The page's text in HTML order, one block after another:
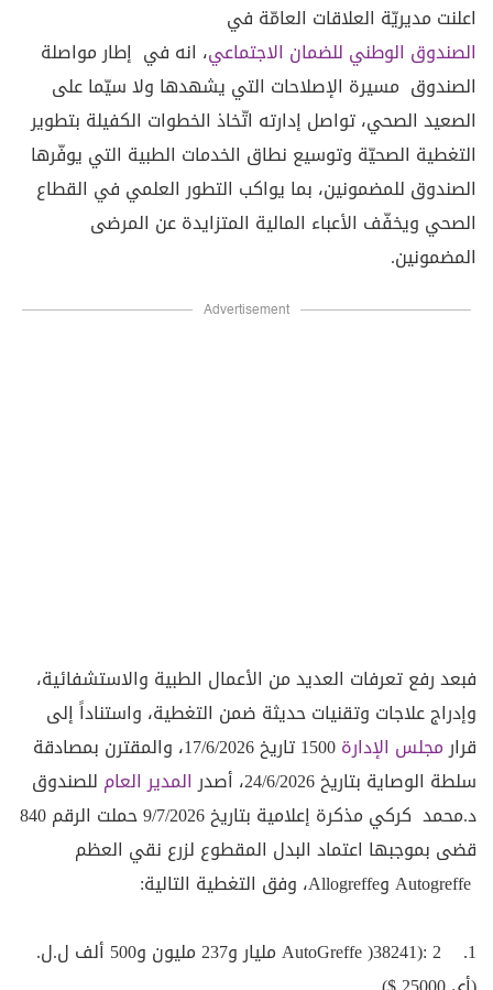
اعلنت مديريّة العلاقات العامّة في
الصندوق الوطني للضمان الاجتماعي، انه في إطار مواصلة
الصندوق مسيرة الإصلاحات التي يشهدها ولا سيّما على
الصعيد الصحي، تواصل إدارته اتّخاذ الخطوات الكفيلة بتطوير
التغطية الصحيّة وتوسيع نطاق الخدمات الطبية التي يوفّرها
الصندوق للمضمونين، بما يواكب التطور العلمي في القطاع
الصحي ويخفّف الأعباء المالية المتزايدة عن المرضى
المضمونين.
Advertisement
فبعد رفع تعرفات العديد من الأعمال الطبية والاستشفائية،
وإدراج علاجات وتقنيات حديثة ضمن التغطية، واستناداً إلى
قرارمجلس الإدارة
1500 تاريخ 17/6/2026، والمقترن بمصادقة
سلطة الوصاية بتاريخ 24/6/2026، أصدر
المدير العام للصندوق
د.محمد كركي مذكرة إعلامية بتاريخ 9/7/2026 حملت الرقم 840
قضى بموجبها اعتماد البدل المقطوع لزرع نقي العظم
1. AutoGreffe )38241): 2 مليار و237 مليون و500 ألف ل.ل.